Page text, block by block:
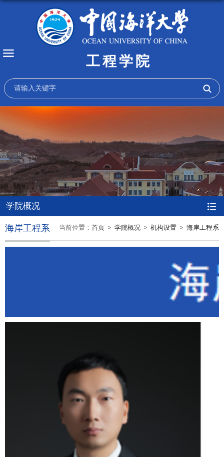
工程学院
学院概况
当前位置： 首页 > 学院概况 > 机构设置 > 海岸工程系
海岸工程系